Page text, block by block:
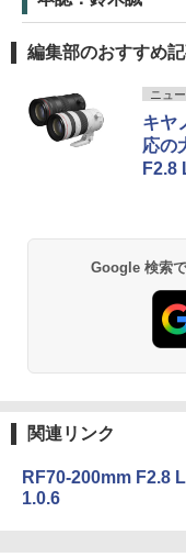
編集部のおすすめ
ニュ
キヤ
応の
F2.8
Google 検索
関連リンク
RF70-200mm F2.8
1.0.6